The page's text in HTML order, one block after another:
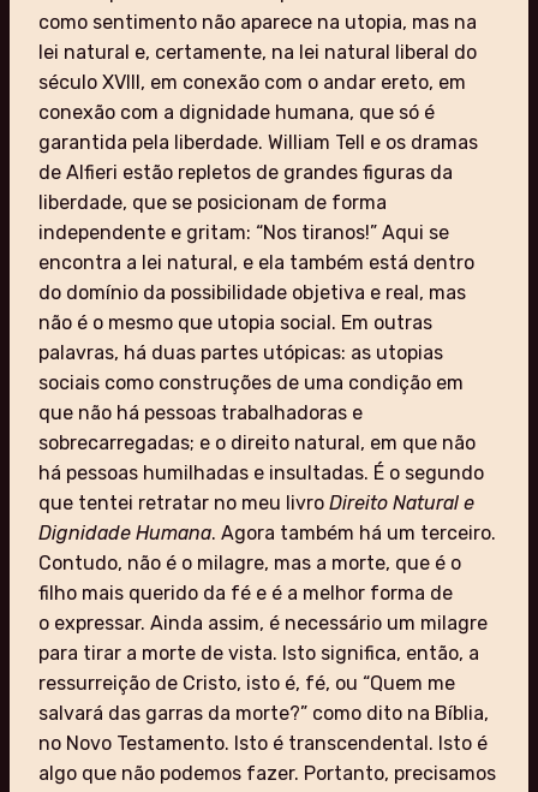
como sentimento não aparece na utopia, mas na
lei natural e, certamente, na lei natural liberal do
século XVIII, em conexão com o andar ereto, em
conexão com a dignidade humana, que só é
garantida pela liberdade. William Tell e os dramas
de Alfieri estão repletos de grandes figuras da
liberdade, que se posicionam de forma
independente e gritam: “Nos tiranos!” Aqui se
encontra a lei natural, e ela também está dentro
do domínio da possibilidade objetiva e real, mas
não é o mesmo que utopia social. Em outras
palavras, há duas partes utópicas: as utopias
sociais como construções de uma condição em
que não há pessoas trabalhadoras e
sobrecarregadas; e o direito natural, em que não
há pessoas humilhadas e insultadas. É o segundo
que tentei retratar no meu livro Direito Natural e
Dignidade Humana. Agora também há um terceiro.
Contudo, não é o milagre, mas a morte, que é o
filho mais querido da fé e é a melhor forma de
o expressar. Ainda assim, é necessário um milagre
para tirar a morte de vista. Isto significa, então, a
ressurreição de Cristo, isto é, fé, ou “Quem me
salvará das garras da morte?” como dito na Bíblia,
no Novo Testamento. Isto é transcendental. Isto é
algo que não podemos fazer. Portanto, precisamos